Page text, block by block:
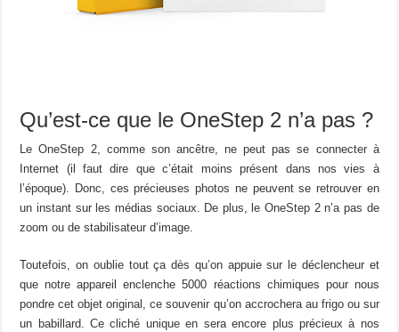
Qu’est-ce que le OneStep 2 n’a pas ?
Le OneStep 2, comme son ancêtre, ne peut pas se connecter à
Internet (il faut dire que c’était moins présent dans nos vies à
l’époque). Donc, ces précieuses photos ne peuvent se retrouver en
un instant sur les médias sociaux. De plus, le OneStep 2 n’a pas de
zoom ou de stabilisateur d’image.
Toutefois, on oublie tout ça dès qu’on appuie sur le déclencheur et
que notre appareil enclenche 5000 réactions chimiques pour nous
pondre cet objet original, ce souvenir qu’on accrochera au frigo ou sur
un babillard. Ce cliché unique en sera encore plus précieux à nos